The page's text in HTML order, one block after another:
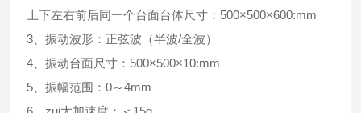
上下左右前后同一个台面台体尺寸：500×500×600:mm
3、振动波形：正弦波（半波/全波）
4、振动台面尺寸：500×500×10:mm
5、振幅范围：0～4mm